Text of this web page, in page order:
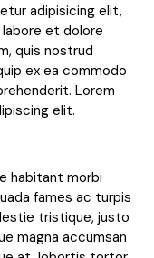
adipisicing elit,
et dolore
quis nostrud
ex ea commodo
Lorem
elit.
habitant morbi
fames ac turpis
tristique, justo
magna accumsan